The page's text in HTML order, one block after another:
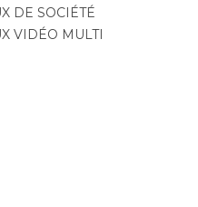
DE SOCIÉTÉ
VIDÉO MULTI